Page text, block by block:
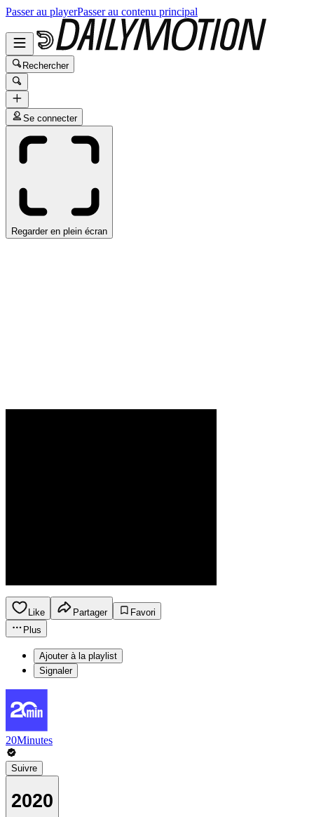
Passer au playerPasser au contenu principal
Rechercher
Se connecter
Regarder en plein écran
Like Partager
Favori
Plus
Ajouter à la playlist
Signaler
20Minutes
Suivre
2020